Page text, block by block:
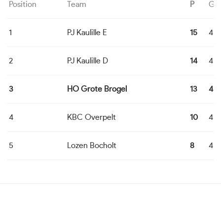
Position Team P G
1 PJ Kaulille E 15 4
2 PJ Kaulille D 14 4
3 HO Grote Brogel 13 4
4 KBC Overpelt 10 4
5 Lozen Bocholt 8 4